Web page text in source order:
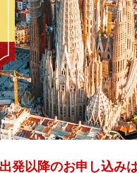
発以降のお申し込み